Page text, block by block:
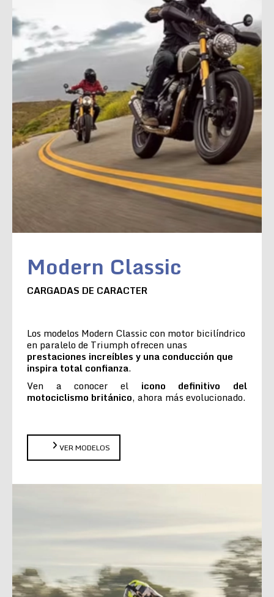
Modern Classic
CARGADAS DE CARACTER
Los modelos Modern Classic con motor bicilíndrico
en paralelo de Triumph ofrecen unas
prestaciones increíbles y una conducción que
inspira total confianza.
Ven a conocer el icono definitivo del
motociclismo británico, ahora más evolucionado.
VER MODELOS